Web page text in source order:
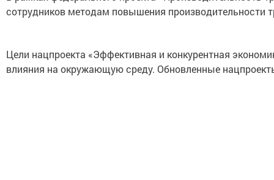
сотрудников методам повышения производительности
Цели нацпроекта «Эффективная и конкурентная
влияния на окружающую среду. Обновленные